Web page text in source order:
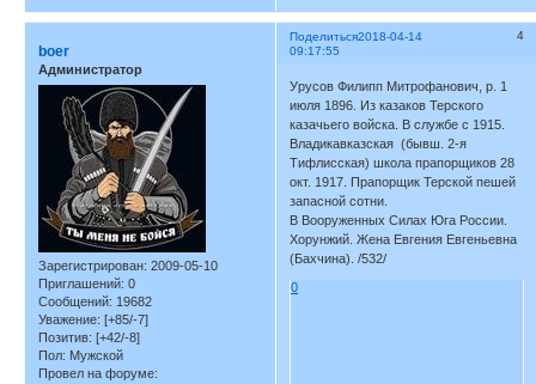
Поделиться 4
2018-04-14
09:17:55
boer
Администратор
Зарегистрирован: 2009-05-10
Приглашений: 0
Сообщений: 19682
Уважение: [+85/-7]
Позитив: [+42/-8]
Пол: Мужской
Провел на форуме:
Урусов Филипп Митрофанович, р. 1
июля 1896. Из казаков Терского
казачьего войска. В службе с 1915.
Владикавказская (бывш. 2-я
Тифлисская) школа прапорщиков 28
окт. 1917. Прапорщик Терской пешей
запасной сотни.
В Вооруженных Силах Юга России.
Хорунжий. Жена Евгения Евгеньевна
(Бахчина). /532/
0